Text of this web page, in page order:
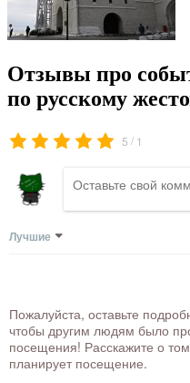
Отзывы про
по русскому
5 / 1
Лучшие
Пожалуйста, оставьте
чтобы другим людям было
посещения! Расскажите о
планирует посещение.